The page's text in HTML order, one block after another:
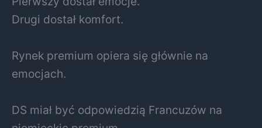
Drugi dostał komfort.
Rynek premium opiera się głównie na
emocjach.
DS miał być odpowiedzią Francuzów na